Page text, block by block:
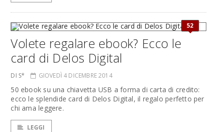
52
Volete regalare ebook? Ecco le
card di Delos Digital
DI S* GIOVEDÌ 4 DICEMBRE 2014
50 ebook su una chiavetta USB a forma di carta di credito:
ecco le splendide card di Delos Digital, il regalo perfetto per
chi ama leggere.
LEGGI